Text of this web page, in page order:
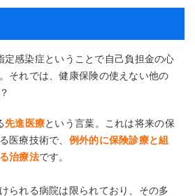
定感染症ということで自己負担金の心
それでは、健康保険の使えない他の
先進医療という言葉。これは将来の保
医療技術で、 例外的に保険診療と組
治療法です。
られる病院は限られており、その多